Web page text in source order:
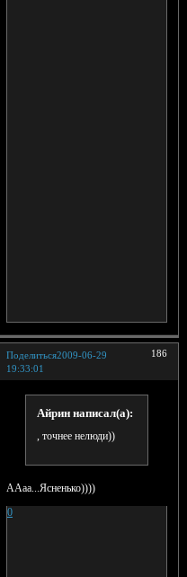
Поделиться 186
2009-06-29
19:33:01
Айрин написал(а):
, точнее нелюди))
ААаа...Ясненько))))
0